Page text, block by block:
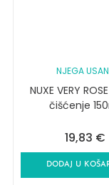
NJEGA
NUXE VERY
čišćenje
19,83 €
DODAJ U